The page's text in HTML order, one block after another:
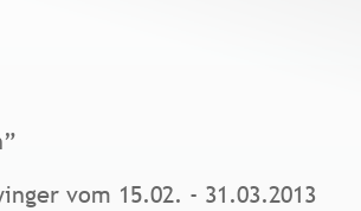
vom 15.02. - 31.03.2013